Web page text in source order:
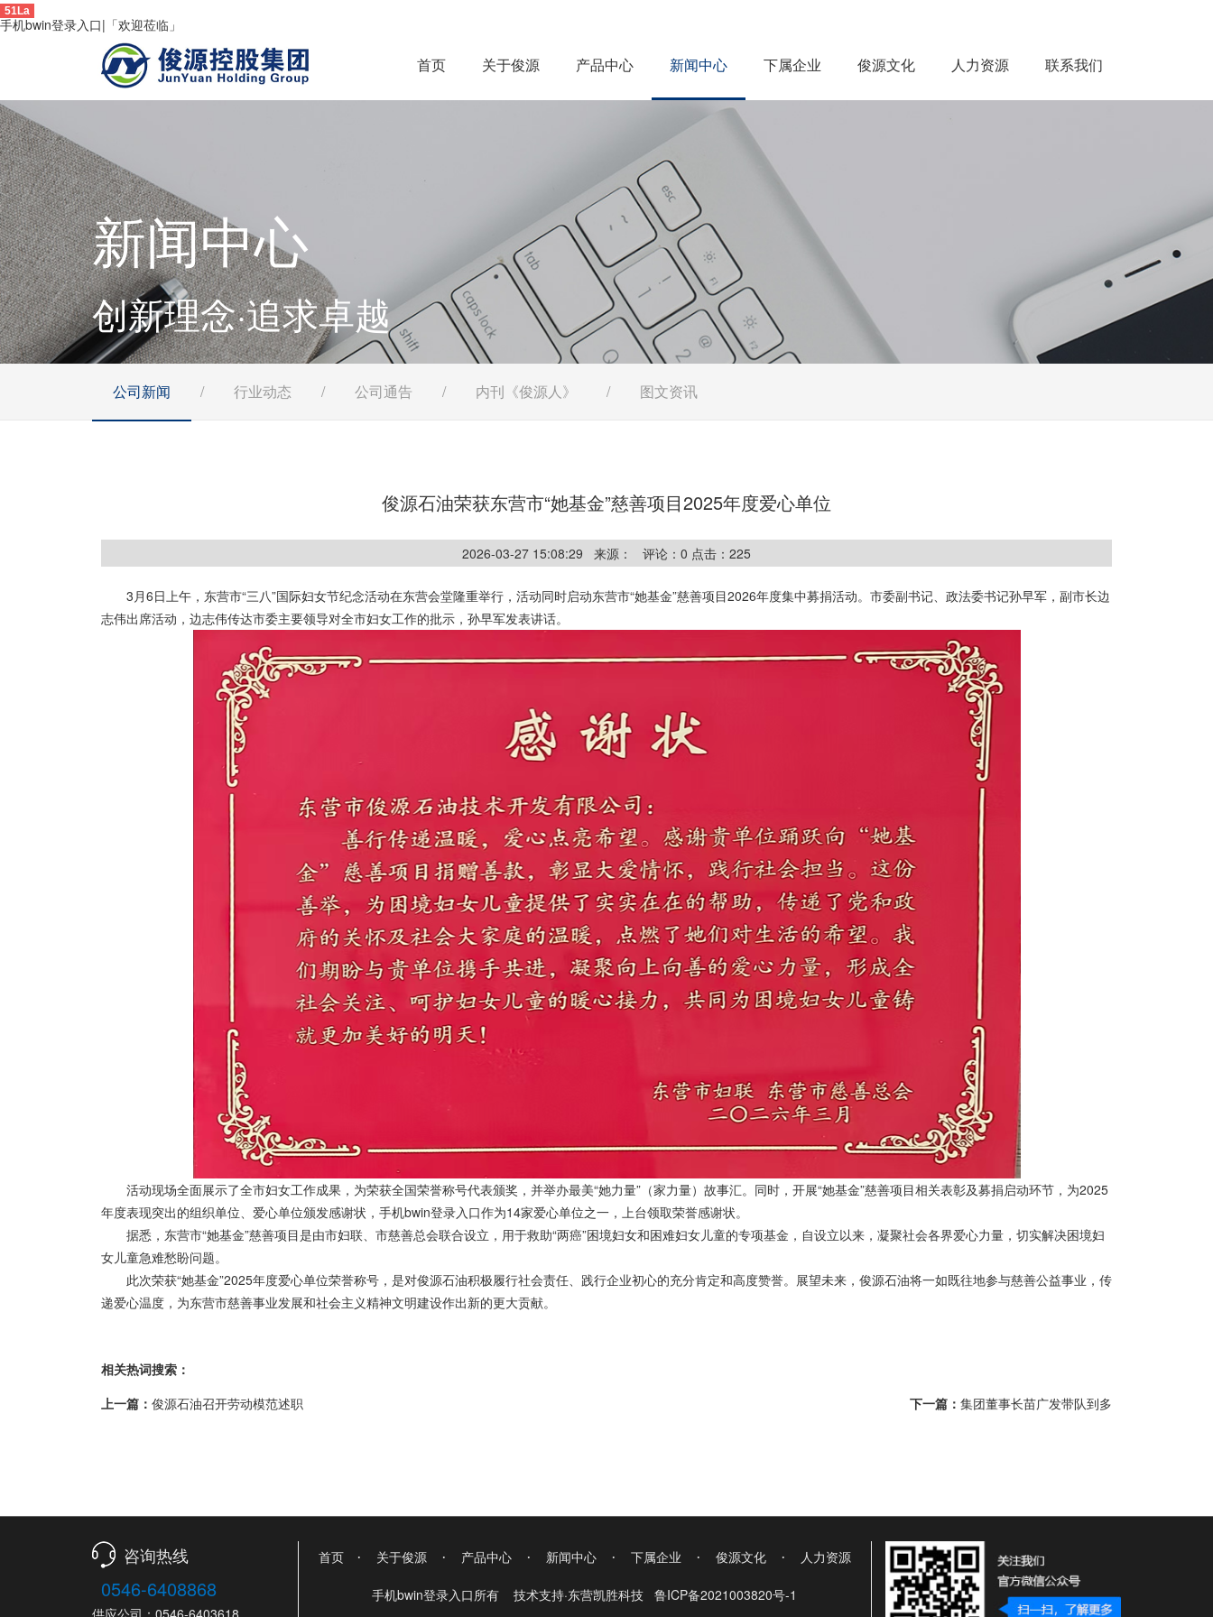
51La
手机bwin登录入口|「欢迎莅临」
首页 关于俊源 产品中心 新闻中心 下属企业 俊源文化 人力资源 联系我们
新闻中心
创新理念·追求卓越
公司新闻 / 行业动态 / 公司通告 / 内刊《俊源人》 / 图文资讯
俊源石油荣获东营市“她基金”慈善项目2025年度爱心单位
2026-03-27 15:08:29 来源： 评论： 0 点击： 225
3月6日上午，东营市“三八”国际妇女节纪念活动在东营会堂隆重举行，活动同时启动东营市“她基金”慈善项目2026年度集中募捐活动。市委副书记、政法委书记孙早军，副市长边
志伟出席活动，边志伟传达市委主要领导对全市妇女工作的批示，孙早军发表讲话。
活动现场全面展示了全市妇女工作成果，为荣获全国荣誉称号代表颁奖，并举办最美“她力量”（家力量）故事汇。同时，开展“她基金”慈善项目相关表彰及募捐启动环节，为2025
年度表现突出的组织单位、爱心单位颁发感谢状，手机bwin登录入口作为14家爱心单位之一，上台领取荣誉感谢状。
据悉，东营市“她基金”慈善项目是由市妇联、市慈善总会联合设立，用于救助“两癌”困境妇女和困难妇女儿童的专项基金，自设立以来，凝聚社会各界爱心力量，切实解决困境妇
女儿童急难愁盼问题。
此次荣获“她基金”2025年度爱心单位荣誉称号，是对俊源石油积极履行社会责任、践行企业初心的充分肯定和高度赞誉。展望未来，俊源石油将一如既往地参与慈善公益事业，传
递爱心温度，为东营市慈善事业发展和社会主义精神文明建设作出新的更大贡献。
相关热词搜索：
上一篇： 俊源石油召开劳动模范述职 下一篇： 集团董事长苗广发带队到多
咨询热线
0546-6408868
供应公司：0546-6403618
首页 · 关于俊源 · 产品中心 · 新闻中心 · 下属企业 · 俊源文化 · 人力资源
手机bwin登录入口所有 技术支持·东营凯胜科技 鲁ICP备2021003820号-1